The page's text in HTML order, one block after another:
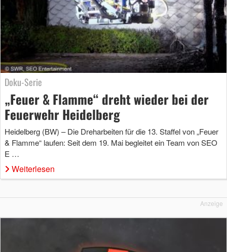
Doku-Serie
„Feuer & Flamme“ dreht wieder bei der
Feuerwehr Heidelberg
Heidelberg (BW) – Die Dreharbeiten für die 13. Staffel von „Feuer
& Flamme“ laufen: Seit dem 19. Mai begleitet ein Team von SEO
E …
Weiterlesen
Anzeige